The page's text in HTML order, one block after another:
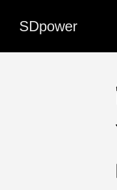
SDpower